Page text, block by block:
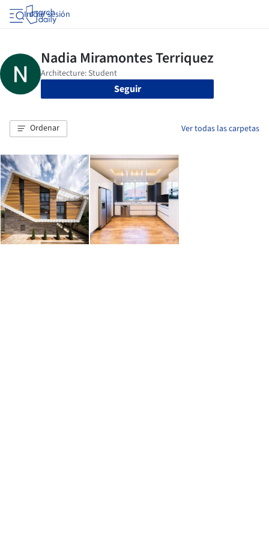
Iniciar sesión
Seguir
Ordenar Ver todas las carpetas